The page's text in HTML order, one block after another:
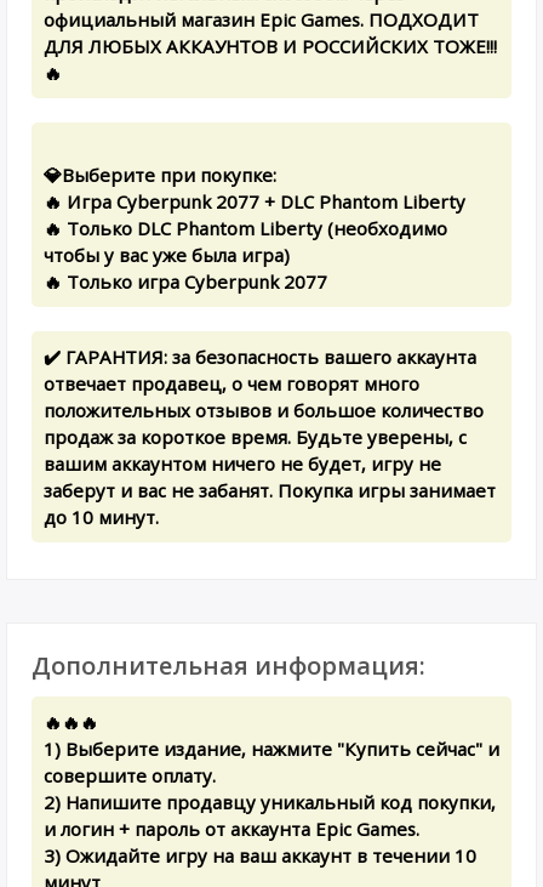
официальный магазин Epic Games. ПОДХОДИТ
ДЛЯ ЛЮБЫХ АККАУНТОВ И РОССИЙСКИХ ТОЖЕ!!!
🔥
💎Выберите при покупке:
🔥 Игра Cyberpunk 2077 + DLC Phantom Liberty
🔥 Только DLC Phantom Liberty (необходимо
чтобы у вас уже была игра)
🔥 Только игра Cyberpunk 2077
✔️ ГАРАНТИЯ: за безопасность вашего аккаунта
отвечает продавец, о чем говорят много
положительных отзывов и большое количество
продаж за короткое время. Будьте уверены, с
вашим аккаунтом ничего не будет, игру не
заберут и вас не забанят. Покупка игры занимает
до 10 минут.
Дополнительная информация:
🔥🔥🔥
1) Выберите издание, нажмите "Купить сейчас" и
совершите оплату.
2) Напишите продавцу уникальный код покупки,
и логин + пароль от аккаунта Epic Games.
3) Ожидайте игру на ваш аккаунт в течении 10
минут